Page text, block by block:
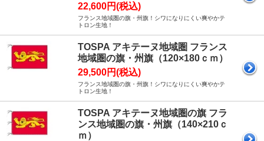
22,600円(税込)
フランス地域圏の旗・州旗！シワになりにくい爽やかテ
トロン生地！
TOSPA アキテーヌ地域圏 フランス
地域圏の旗・州旗（120×180ｃｍ）
29,500円(税込)
フランス地域圏の旗・州旗！シワになりにくい爽やかテ
トロン生地！
TOSPA アキテーヌ地域圏の旗 フラ
ンス地域圏の旗・州旗（140×210ｃ
ｍ）